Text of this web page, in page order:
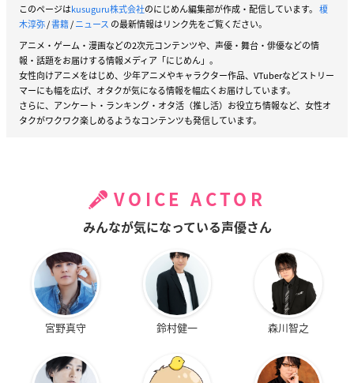
このページはkusuguru株式会社のにじめん編集部が作成・配信しています。 榎
木淳弥/書籍/ニュース の最新情報はリンク先をご覧ください。
アニメ・ゲーム・漫画などの2次元コンテンツや、声優・舞台・俳優などの情
報・話題をお届けする情報メディア「にじめん」。
女性向けアニメをはじめ、少年アニメやキャラクター作品、VTuberなどストリー
マーにも幅を広げ、オタクが気になる情報を幅広くお届けしています。
さらに、アンケート・ランキング・オタ活（推し活）お役立ち情報など、女性オ
タクがワクワク楽しめるようなコンテンツも発信しています。
VOICE ACTOR
みんなが気になっている声優さん
宮野真守 鈴村健一 森川智之